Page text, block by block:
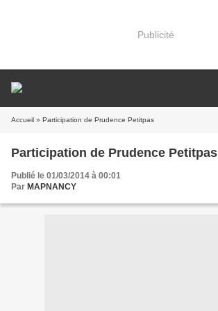
Publicité
Accueil » Participation de Prudence Petitpas
Participation de Prudence Petitpas
Publié le 01/03/2014 à 00:01
Par MAPNANCY